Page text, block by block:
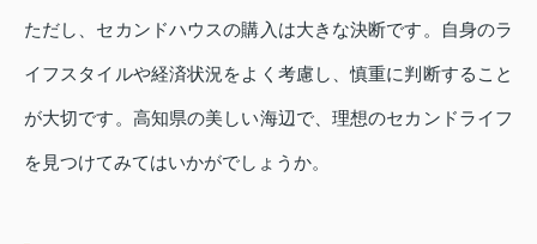
ただし、セカンドハウスの購入は大きな決断です。自身のラ
イフスタイルや経済状況をよく考慮し、慎重に判断すること
が大切です。高知県の美しい海辺で、理想のセカンドライフ
を見つけてみてはいかがでしょうか。